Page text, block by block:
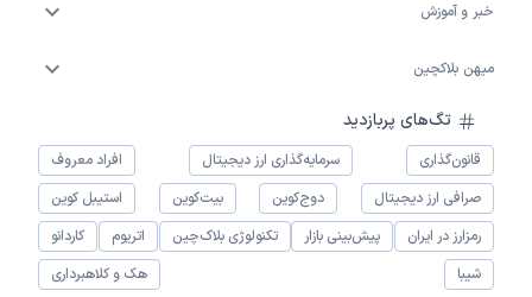
خبر و آموزش
میهن بلاکچین
تگ‌های پربازدید
قانون‌گذاری سرمایه‌گذاری ارز دیجیتال
افراد معروف
صرافی ارز دیجیتال
دوج‌کوین بیت‌کوین
استیبل کوین
رمزارز در ایران
پیش‌بینی بازار تکنولوژی بلاک‌چین اتریوم
کاردانو
شیبا
هک و کلاهبرداری